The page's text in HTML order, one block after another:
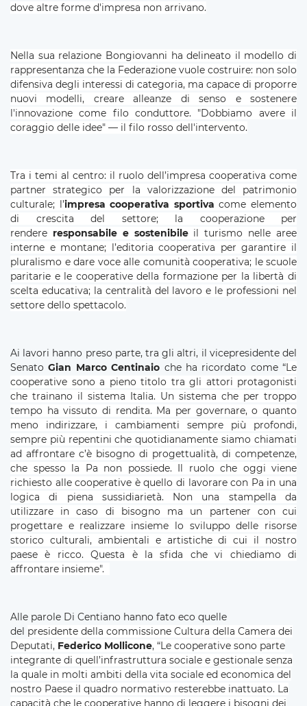
dove altre forme d'impresa non arrivano.
Nella sua relazione Bongiovanni ha delineato il modello di
rappresentanza che la Federazione vuole costruire: non solo
difensiva degli interessi di categoria, ma capace di proporre
nuovi modelli, creare alleanze di senso e sostenere
l'innovazione come filo conduttore. "Dobbiamo avere il
coraggio delle idee" — il filo rosso dell'intervento.
Tra i temi al centro: il ruolo dell’impresa cooperativa come
partner strategico per la valorizzazione del patrimonio
culturale; l’impresa cooperativa sportiva come elemento
di crescita del settore; la cooperazione per
rendere responsabile e sostenibileil turismo nelle aree
interne e montane; l’editoria cooperativa per garantire il
pluralismo e dare voce alle comunità cooperativa; le scuole
paritarie e le cooperative della formazione per la libertà di
scelta educativa; la centralità del lavoro e le professioni nel
settore dello spettacolo.
Ai lavori hanno preso parte, tra gli altri, il vicepresidente del
SenatoGian Marco Centinaio che ha ricordato come “Le
cooperative sono a pieno titolo tra gli attori protagonisti
che trainano il sistema Italia. Un sistema che per troppo
tempo ha vissuto di rendita. Ma per governare, o quanto
meno indirizzare, i cambiamenti sempre più profondi,
sempre più repentini che quotidianamente siamo chiamati
ad affrontare c’è bisogno di progettualità, di competenze,
che spesso la Pa non possiede. Il ruolo che oggi viene
richiesto alle cooperative è quello di lavorare con Pa in una
logica di piena sussidiarietà. Non una stampella da
utilizzare in caso di bisogno ma un partener con cui
progettare e realizzare insieme lo sviluppo delle risorse
storico culturali, ambientali e artistiche di cui il nostro
paese è ricco. Questa è la sfida che vi chiediamo di
affrontare insieme".
Alle parole Di Centiano hanno fato eco quelle
del presidente della commissione Cultura della Camera dei
Deputati, Federico Mollicone, “Le cooperative sono parte
integrante di quell’infrastruttura sociale e gestionale senza
la quale in molti ambiti della vita sociale ed economica del
nostro Paese il quadro normativo resterebbe inattuato. La
capacità che le cooperative hanno di leggere i bisogni dei